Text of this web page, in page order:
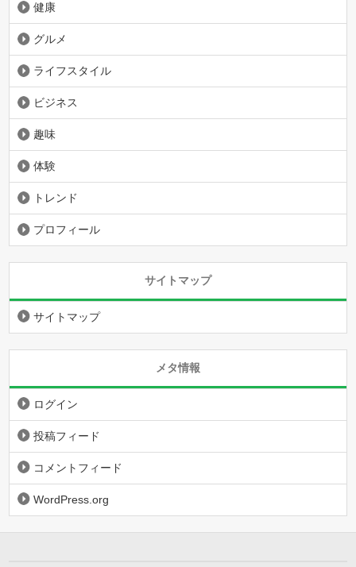
健康
グルメ
ライフスタイル
ビジネス
趣味
体験
トレンド
プロフィール
サイトマップ
サイトマップ
メタ情報
ログイン
投稿フィード
コメントフィード
WordPress.org